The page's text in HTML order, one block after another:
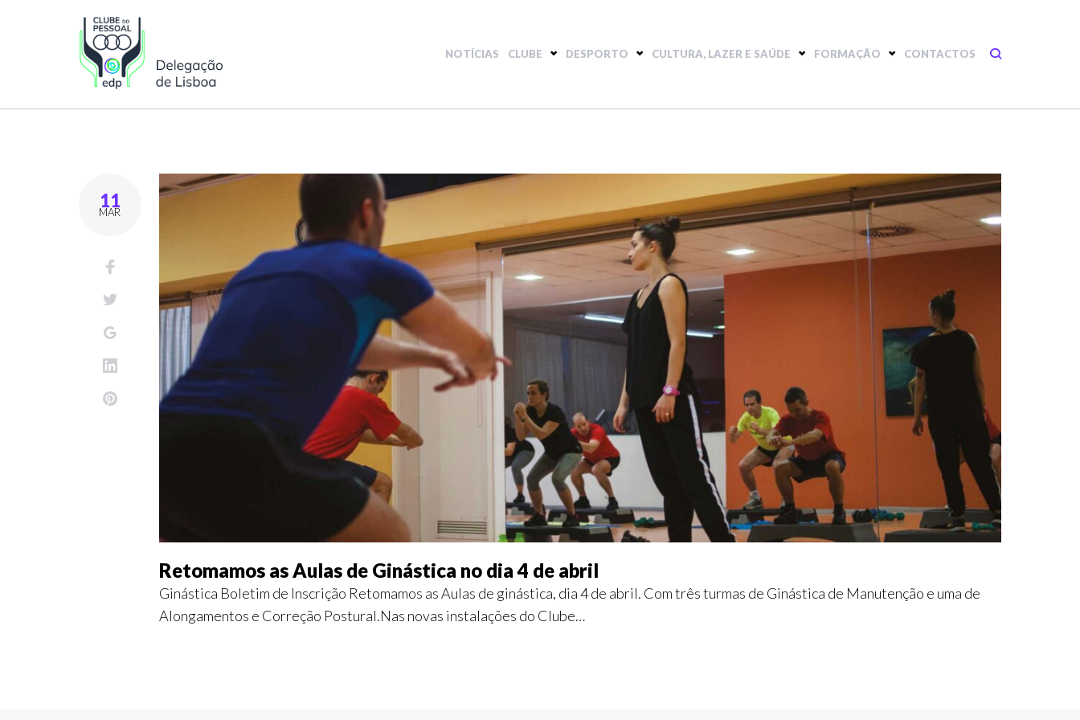
NOTÍCIAS CLUBE DESPORTO CULTURA, LAZER E SAÚDE FORMAÇÃO CONTACTOS
11
MAR
Retomamos as Aulas de Ginástica no dia 4 de abril
Ginástica Boletim de Inscrição Retomamos as Aulas de ginástica, dia 4 de abril. Com três turmas de Ginástica de Manutenção e uma de
Alongamentos e Correção Postural.Nas novas instalações do Clube…